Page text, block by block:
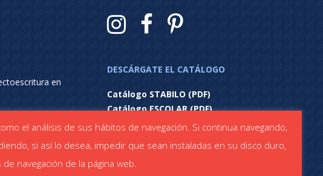
en
DESCÁRGATE EL CATÁLOGO
Catálogo STABILO (PDF)
Catálogo ESCOLAR (PDF)
el análisis de sus hábitos de navegación. Si continua navegando,
si así lo desea, impedir que sean instaladas en su disco duro,
navegación de la página web.